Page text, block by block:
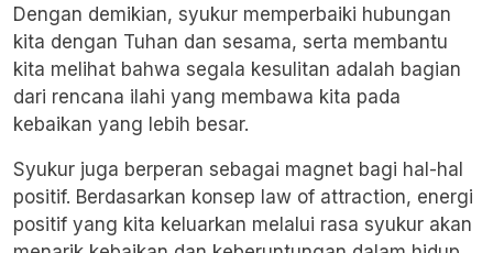
Dengan demikian, syukur memperbaiki hubungan
kita dengan Tuhan dan sesama, serta membantu
kita melihat bahwa segala kesulitan adalah bagian
dari rencana ilahi yang membawa kita pada
kebaikan yang lebih besar.
Syukur juga berperan sebagai magnet bagi hal-hal
positif. Berdasarkan konsep law of attraction, energi
positif yang kita keluarkan melalui rasa syukur akan